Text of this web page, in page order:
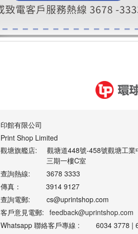
印館有限公司
Print Shop Limited
觀塘旗艦店:
觀塘道448號-458號觀塘工業
三期一樓C室
查詢熱線:
3678 3333
傳真：
3914 9127
查詢電郵:
cs@uprintshop.com
客戶意見電郵: feedback@uprintshop.com
Whatsapp 聯絡客戶專線 :
6034 3778 |